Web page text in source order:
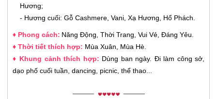
Hương;
- Hương cuối: Gỗ Cashmere, Vani, Xạ Hương, Hổ Phách.
♦ Phong cách: Năng Động, Thời Trang, Vui Vẻ, Đáng Yêu.
♦ Thời tiết thích hợp: Mùa Xuân, Mùa Hè.
♦ Khung cảnh thích hợp: Dùng ban ngày. Đi làm công sở,
dạo phố cuối tuần, dancing, picnic, thể thao...